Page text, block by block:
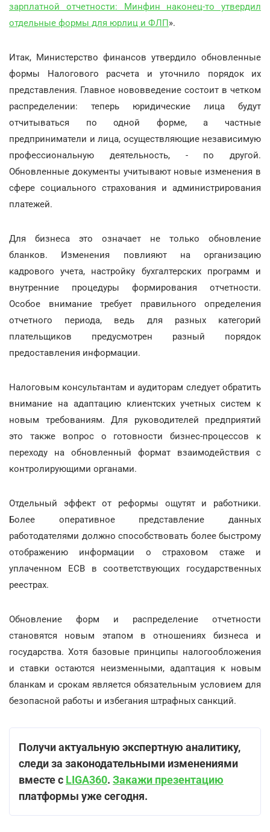
зарплатной отчетности: Минфин наконец-то утвердил
отдельные формы для юрлиц и ФЛП».
Итак, Министерство финансов утвердило обновленные
формы Налогового расчета и уточнило порядок их
представления. Главное нововведение состоит в четком
распределении: теперь юридические лица будут
отчитываться по одной форме, а частные
предприниматели и лица, осуществляющие независимую
профессиональную деятельность, - по другой.
Обновленные документы учитывают новые изменения в
сфере социального страхования и администрирования
платежей.
Для бизнеса это означает не только обновление
бланков. Изменения повлияют на организацию
кадрового учета, настройку бухгалтерских программ и
внутренние процедуры формирования отчетности.
Особое внимание требует правильного определения
отчетного периода, ведь для разных категорий
плательщиков предусмотрен разный порядок
предоставления информации.
Налоговым консультантам и аудиторам следует обратить
внимание на адаптацию клиентских учетных систем к
новым требованиям. Для руководителей предприятий
это также вопрос о готовности бизнес-процессов к
переходу на обновленный формат взаимодействия с
контролирующими органами.
Отдельный эффект от реформы ощутят и работники.
Более оперативное представление данных
работодателями должно способствовать более быстрому
отображению информации о страховом стаже и
уплаченном ЕСВ в соответствующих государственных
реестрах.
Обновление форм и распределение отчетности
становятся новым этапом в отношениях бизнеса и
государства. Хотя базовые принципы налогообложения
и ставки остаются неизменными, адаптация к новым
бланкам и срокам является обязательным условием для
безопасной работы и избегания штрафных санкций.
Получи актуальную экспертную аналитику,
следи за законодательными изменениями
вместе с LIGA360. Закажи презентацию
платформы уже сегодня.